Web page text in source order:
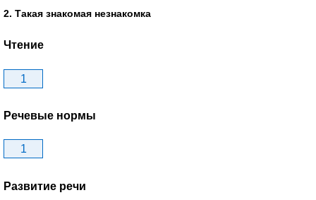
2. Такая знакомая незнакомка
Чтение
1
Речевые нормы
1
Развитие речи